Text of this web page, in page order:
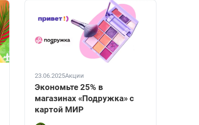
23.06.2025Акции
Экономьте 25% в
магазинах «Подружка» с
картой МИР